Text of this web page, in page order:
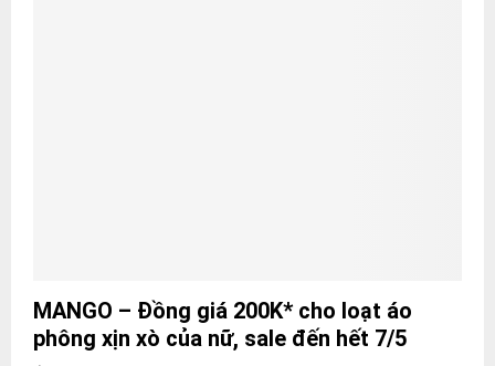
MANGO – Đồng giá 200K* cho loạt áo
phông xịn xò của nữ, sale đến hết 7/5